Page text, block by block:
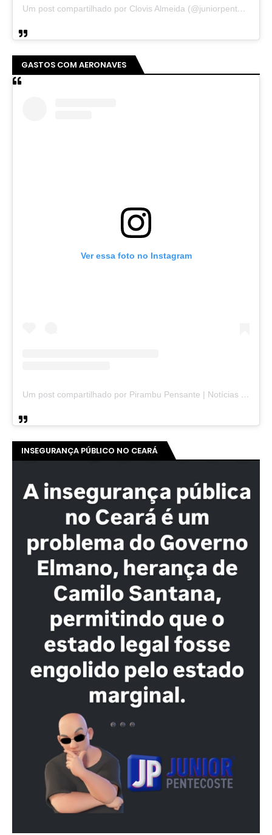
Um post compartilhado por Clovis Almeida (@juniorpentecoste01)
GASTOS COM AERONAVES
Ver essa foto no Instagram
Um post compartilhado por Pirambu Pensante | Notícias & Entretenimento (@pirambupensante)
INSEGURANÇA PÚBLICO NO CEARÁ